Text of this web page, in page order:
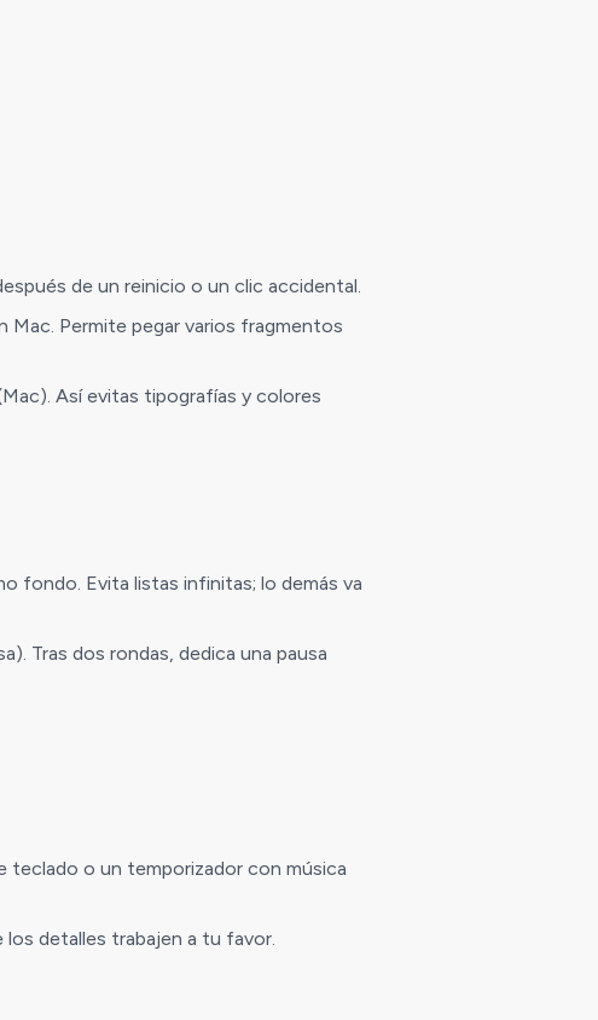
de un reinicio o un clic accidental.
Permite pegar varios fragmentos
Así evitas tipografías y colores
fondo. Evita listas infinitas; lo demás va
Tras dos rondas, dedica una pausa
teclado o un temporizador con música
detalles trabajen a tu favor.